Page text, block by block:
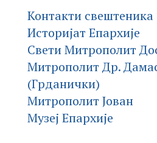
Контакти свештеника
Историјат Епархије
Свети Митрополит
Митрополит Др.
(Грданички)
Митрополит Јован
Музеј Епархије